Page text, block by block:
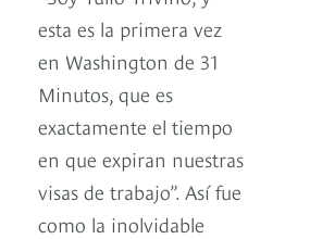
esta es la primera vez
en Washington de 31
Minutos, que es
exactamente el tiempo
en que expiran nuestras
visas de trabajo”. Así fue
como la inolvidable